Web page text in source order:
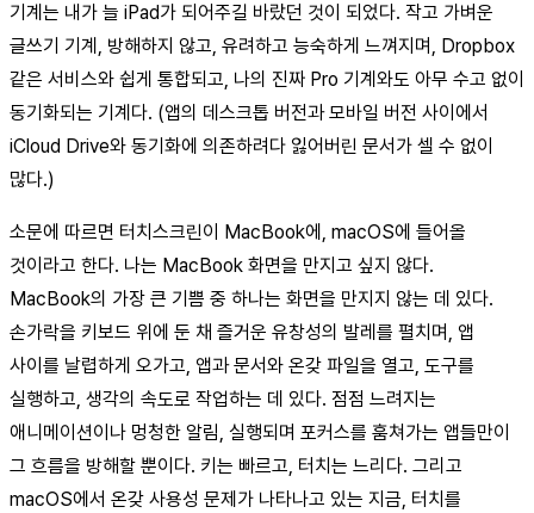
기계는 내가 늘 iPad가 되어주길 바랐던 것이 되었다. 작고 가벼운
글쓰기 기계, 방해하지 않고, 유려하고 능숙하게 느껴지며, Dropbox
같은 서비스와 쉽게 통합되고, 나의 진짜 Pro 기계와도 아무 수고 없이
동기화되는 기계다. (앱의 데스크톱 버전과 모바일 버전 사이에서
iCloud Drive와 동기화에 의존하려다 잃어버린 문서가 셀 수 없이
많다.)
소문에 따르면 터치스크린이 MacBook에, macOS에 들어올
것이라고 한다. 나는 MacBook 화면을 만지고 싶지 않다.
MacBook의 가장 큰 기쁨 중 하나는 화면을 만지지 않는 데 있다.
손가락을 키보드 위에 둔 채 즐거운 유창성의 발레를 펼치며, 앱
사이를 날렵하게 오가고, 앱과 문서와 온갖 파일을 열고, 도구를
실행하고, 생각의 속도로 작업하는 데 있다. 점점 느려지는
애니메이션이나 멍청한 알림, 실행되며 포커스를 훔쳐가는 앱들만이
그 흐름을 방해할 뿐이다. 키는 빠르고, 터치는 느리다. 그리고
macOS에서 온갖 사용성 문제가 나타나고 있는 지금, 터치를